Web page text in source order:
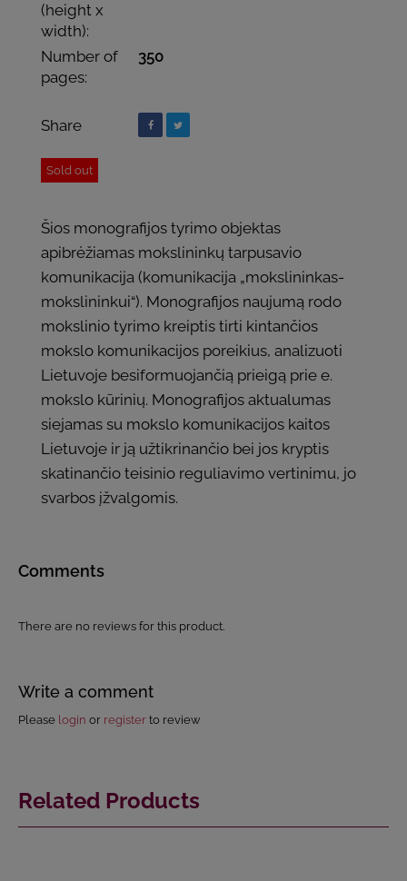
(height x
width):
Number of
pages:
350
Share
Sold out
Šios monografijos tyrimo objektas
apibrėžiamas mokslininkų tarpusavio
komunikacija (komunikacija „mokslininkas-
mokslininkui“). Monografijos naujumą rodo
mokslinio tyrimo kreiptis tirti kintančios
mokslo komunikacijos poreikius, analizuoti
Lietuvoje besiformuojančią prieigą prie e.
mokslo kūrinių. Monografijos aktualumas
siejamas su mokslo komunikacijos kaitos
Lietuvoje ir ją užtikrinančio bei jos kryptis
skatinančio teisinio reguliavimo vertinimu, jo
svarbos įžvalgomis.
Comments
There are no reviews for this product.
Write a comment
Please login or register to review
Related Products